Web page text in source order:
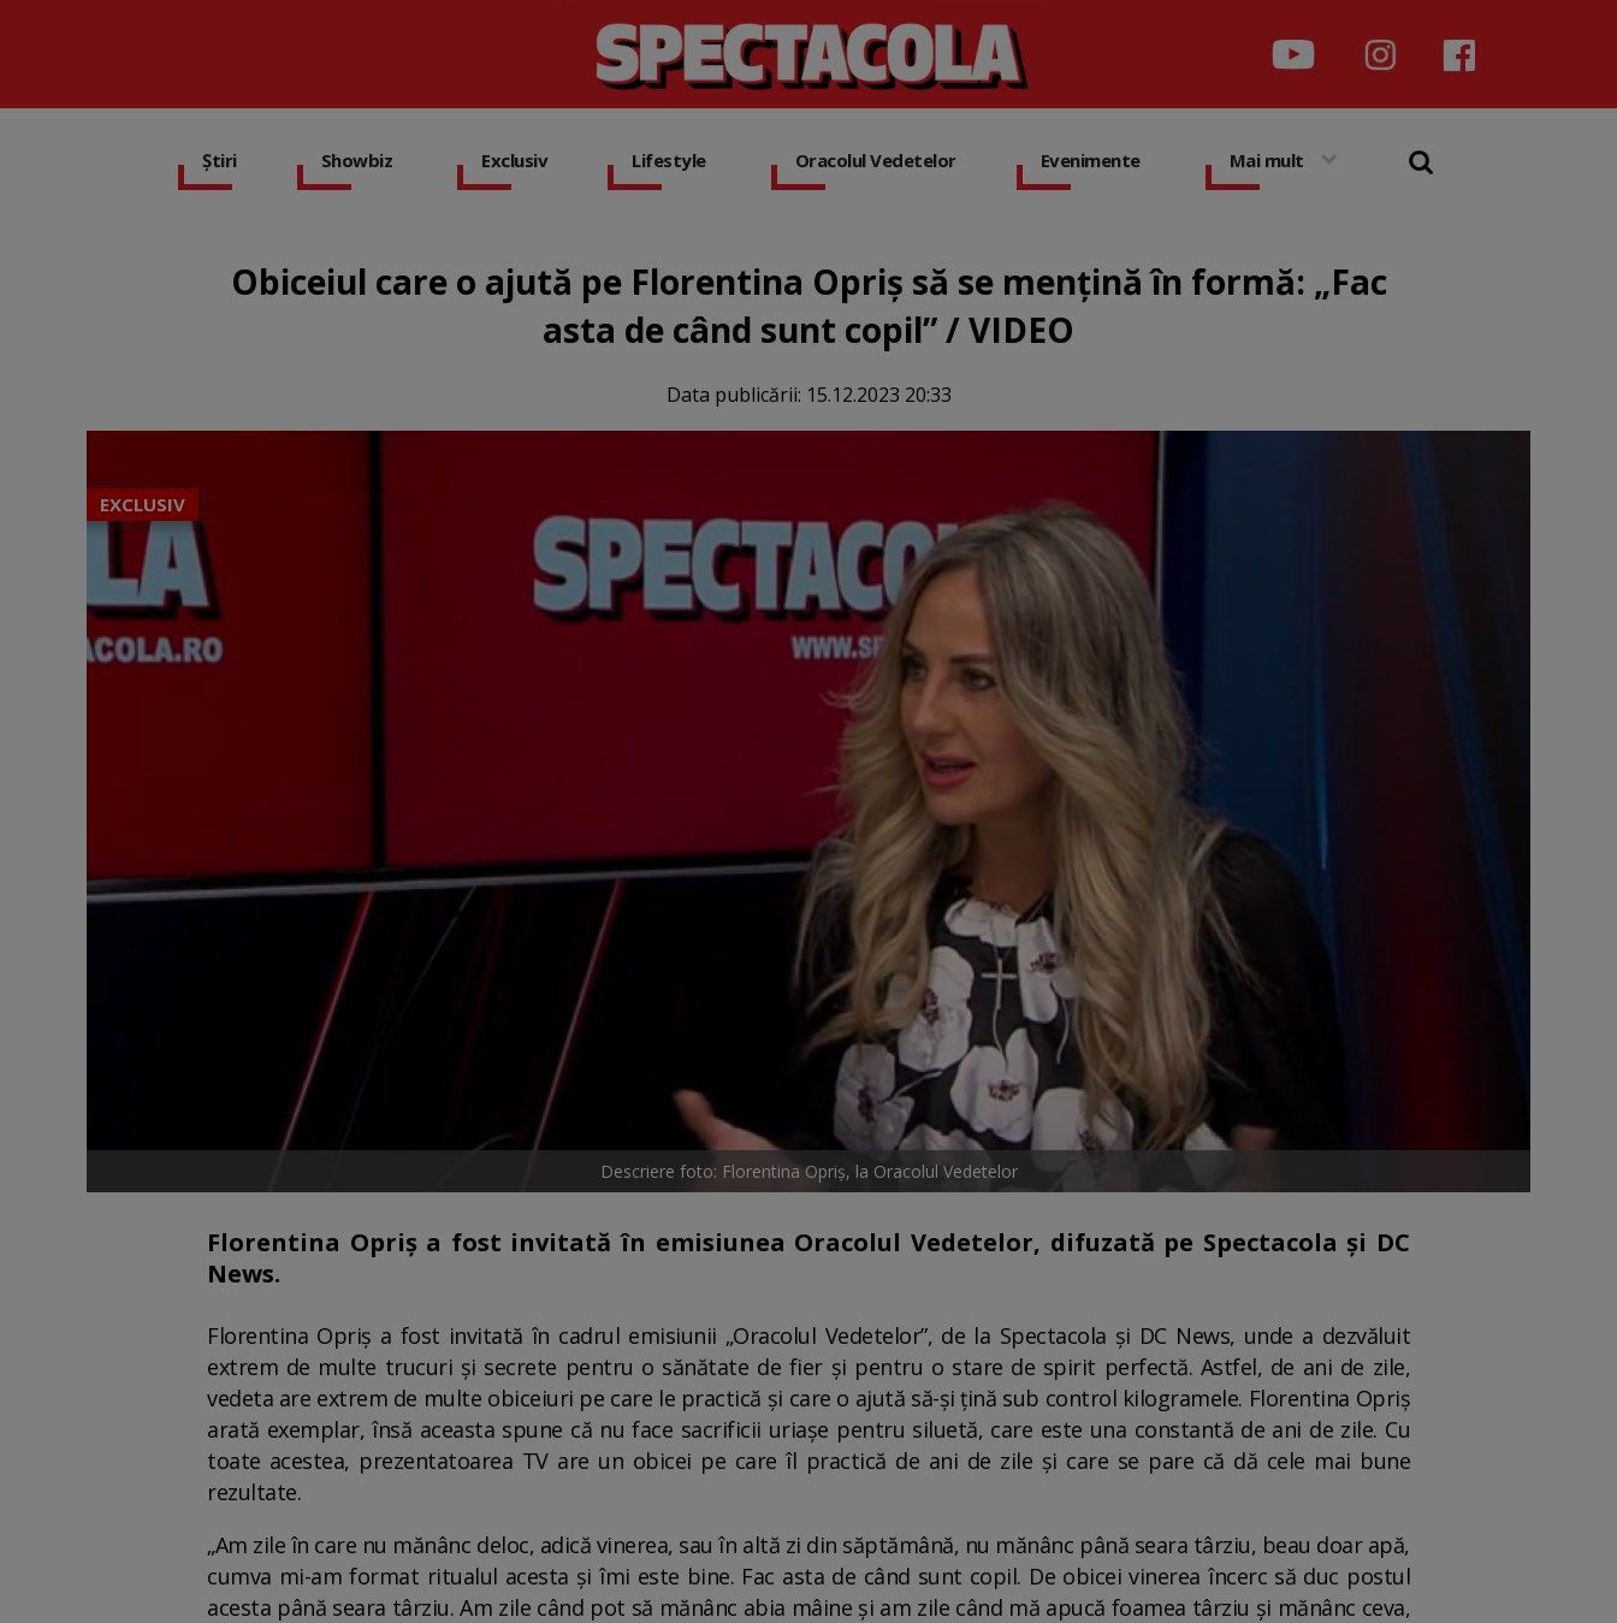
Știri Showbiz Exclusiv Lifestyle Oracolul Vedetelor Evenimente Mai mult
Obiceiul care o ajută pe Florentina Opriș să se mențină în formă: „Fac
asta de când sunt copil” / VIDEO
Data publicării: 15.12.2023 20:33
EXCLUSIV
Descriere foto: Florentina Opriș, la Oracolul Vedetelor
Florentina Opriș a fost invitată în emisiunea Oracolul Vedetelor, difuzată pe Spectacola și DC
News.
Florentina Opriș a fost invitată în cadrul emisiunii „Oracolul Vedetelor”, de la Spectacola și DC News, unde a dezvăluit
extrem de multe trucuri și secrete pentru o sănătate de fier și pentru o stare de spirit perfectă. Astfel, de ani de zile,
vedeta are extrem de multe obiceiuri pe care le practică și care o ajută să-și țină sub control kilogramele. Florentina Opriș
arată exemplar, însă aceasta spune că nu face sacrificii uriașe pentru siluetă, care este una constantă de ani de zile. Cu
toate acestea, prezentatoarea TV are un obicei pe care îl practică de ani de zile și care se pare că dă cele mai bune
rezultate.
„Am zile în care nu mănânc deloc, adică vinerea, sau în altă zi din săptămână, nu mănânc până seara târziu, beau doar apă,
cumva mi-am format ritualul acesta și îmi este bine. Fac asta de când sunt copil. De obicei vinerea încerc să duc postul
acesta până seara târziu. Am zile când pot să mănânc abia mâine și am zile când mă apucă foamea târziu și mănânc ceva,